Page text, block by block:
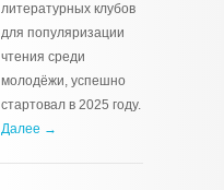
литературных клубов
для популяризации
чтения среди
молодёжи, успешно
стартовал в 2025 году.
Далее →